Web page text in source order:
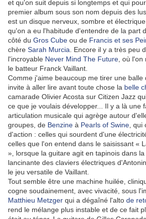
et qu'on suit depuis si longtemps et qui
premier album sous son nom depuis des
est un disque nerveux, sombre et
qu'on a eu l'habitude d'entendre de la part
côté du Gros Cube ou de Francis et ses
chère Sarah Murcia . Encore il y a très peu
l'incroyable Never Mind The Future , où
le batteur Franck Vaillant.
Comme j'aime beaucoup me tirer une balle
invite à aller lire avant toute chose la belle
camarade Olivier Acosta sur Citizen Jazz
ce que je voulais développer... Il y a là une
articulation musicale qui agrège autour
groupes, de Benzine à Pearls of Swine ,
d'action : celles qui sourdent d'une
celles que l'on entend dans le saisissant «
», lorsque la guitare agit en tapinois dans
lancinante des claviers électriques
le jeu versatile de Vaillant.
Tout semble être une machine huilée,
cogne soudainement, avec vivacité, sous
Matthieu Metzger qui a dégaîné l'alto de
rend le mélange plus instable et de ce fait